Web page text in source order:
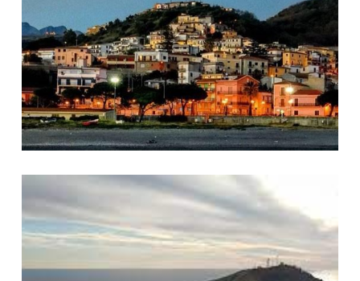
Bonifati 2